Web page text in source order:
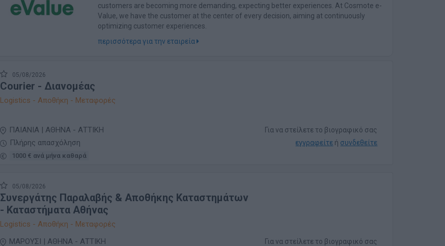
customers are becoming more demanding, expecting better experiences. At Cosmote e-
Value, we have the customer at the center of every decision, aiming at continuously
optimizing customer experiences.
περισσότερα για την εταιρεία
05/08/2026
Courier - Διανομέας
Logistics - Αποθήκη - Μεταφορές
ΠΑΙΑΝΙΑ | ΑΘΗΝΑ - ΑΤΤΙΚΗ
Πλήρης απασχόληση
1000 € ανά μήνα καθαρά
Για να στείλετε το βιογραφικό σας
εγγραφείτε ή συνδεθείτε
05/08/2026
Συνεργάτης Παραλαβής & Αποθήκης Καταστημάτων
- Καταστήματα Αθήνας
Logistics - Αποθήκη - Μεταφορές
ΜΑΡΟΥΣΙ | ΑΘΗΝΑ - ΑΤΤΙΚΗ
Για να στείλετε το βιογραφικό σας